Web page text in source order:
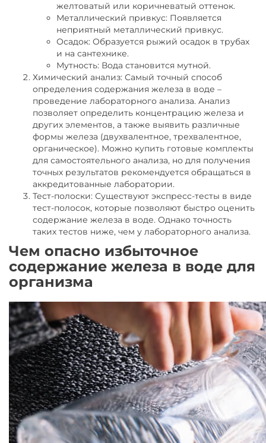
желтоватый или коричневатый оттенок.
Металлический привкус: Появляется
неприятный металлический привкус.
Осадок: Образуется рыжий осадок в трубах
и на сантехнике.
Мутность: Вода становится мутной.
Химический анализ: Самый точный способ
определения содержания железа в воде –
проведение лабораторного анализа. Анализ
позволяет определить концентрацию железа и
других элементов, а также выявить различные
формы железа (двухвалентное, трехвалентное,
органическое). Можно купить готовые комплекты
для самостоятельного анализа, но для получения
точных результатов рекомендуется обращаться в
аккредитованные лаборатории.
Тест-полоски: Существуют экспресс-тесты в виде
тест-полосок, которые позволяют быстро оценить
содержание железа в воде. Однако точность
таких тестов ниже, чем у лабораторного анализа.
Чем опасно избыточное
содержание железа в воде для
организма